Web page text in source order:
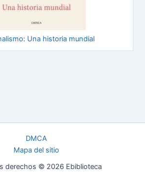
Una historia mundial
DMCA
Mapa del sitio
derechos © 2026 Ebiblioteca